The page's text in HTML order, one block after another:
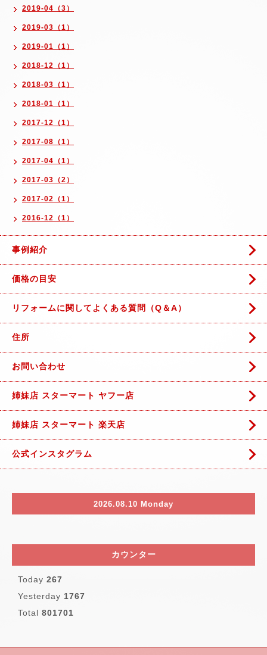
2019-04（3）
2019-03（1）
2019-01（1）
2018-12（1）
2018-03（1）
2018-01（1）
2017-12（1）
2017-08（1）
2017-04（1）
2017-03（2）
2017-02（1）
2016-12（1）
事例紹介
価格の目安
リフォームに関してよくある質問（Q＆A）
住所
お問い合わせ
姉妹店 スターマート ヤフー店
姉妹店 スターマート 楽天店
公式インスタグラム
2026.08.10 Monday
カウンター
Today 267
Yesterday 1767
Total 801701